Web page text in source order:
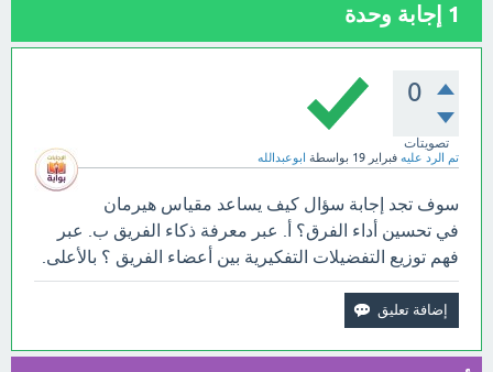
1 إجابة وحدة
0
تصويتات
تم الرد عليه فبراير 19 بواسطة ابوعبدالله
سوف تجد إجابة سؤال كيف يساعد مقياس هيرمان
في تحسين أداء الفرق؟ أ. عبر معرفة ذكاء الفريق ب. عبر
فهم توزيع التفضيلات التفكيرية بين أعضاء الفريق ؟ بالأعلى.